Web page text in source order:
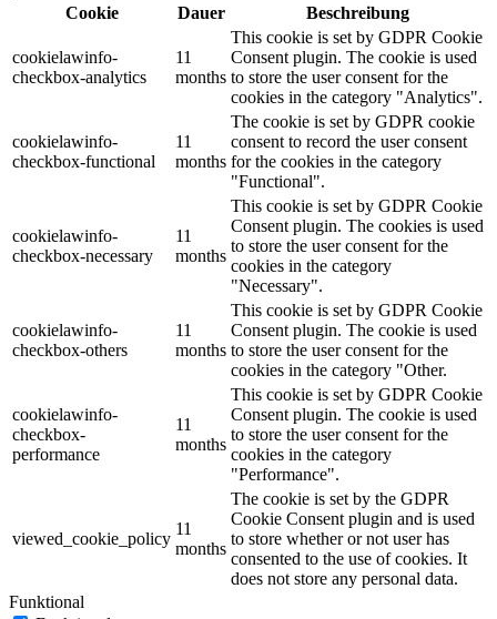
Cookie
Dauer Beschreibung
cookielawinfo-
checkbox-analytics
11
months
This cookie is set by GDPR Cookie
Consent plugin. The cookie is used
to store the user consent for the
cookies in the category "Analytics".
cookielawinfo-
checkbox-functional
11
months
The cookie is set by GDPR cookie
consent to record the user consent
for the cookies in the category
"Functional".
cookielawinfo-
checkbox-necessary
11
months
This cookie is set by GDPR Cookie
Consent plugin. The cookies is used
to store the user consent for the
cookies in the category
"Necessary".
cookielawinfo-
checkbox-others
11
months
This cookie is set by GDPR Cookie
Consent plugin. The cookie is used
to store the user consent for the
cookies in the category "Other.
cookielawinfo-
checkbox-
performance
11
months
This cookie is set by GDPR Cookie
Consent plugin. The cookie is used
to store the user consent for the
cookies in the category
"Performance".
viewed_cookie_policy
11
months
The cookie is set by the GDPR
Cookie Consent plugin and is used
to store whether or not user has
consented to the use of cookies. It
does not store any personal data.
Funktional